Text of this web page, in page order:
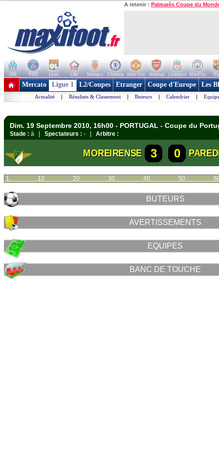
A retenir : Palmarès Coupe du
OM PSG Lyon Lille Monaco Chelsea Man Utd Arsenal Liverpool ManCity
+ de clubs
Mercato Ligue 1 L2/Coupes Etranger Coupe d'Europe Les
Actualité | Résultats & Classement | Buteurs | Calendrier |
Dim. 19 Septembre 2010, 16h00 - PORTUGAL - Coupe du
Stade : à | Spectateurs : - | Arbitre :
MOREIRENSE 3 0
1 10 20 30 40 50
BUTEURS
AVERTISSEMENTS
EQUIPES
BANC DE TOUCHE